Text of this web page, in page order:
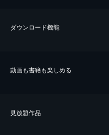
ダウンロード機能
動画も書籍も楽しめる
⾒放題作品